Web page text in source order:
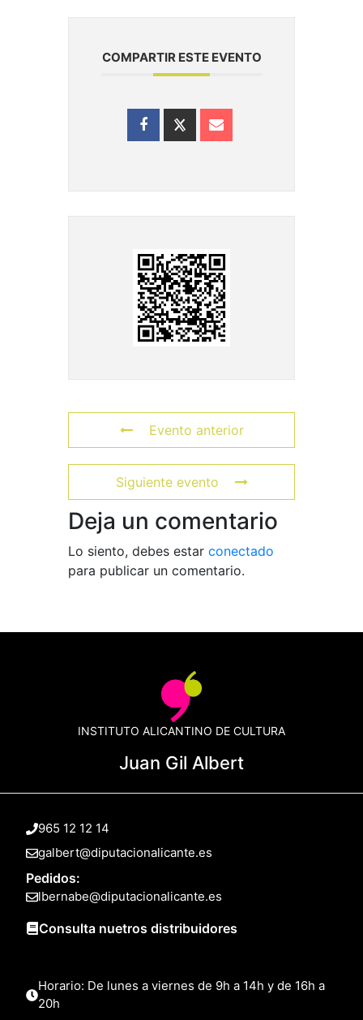
COMPARTIR ESTE EVENTO
Evento anterior
Siguiente evento
Deja un comentario
Lo siento, debes estar conectado
para publicar un comentario.
INSTITUTO ALICANTINO DE CULTURA
Juan Gil Albert
965 12 12 14
galbert@diputacionalicante.es
Pedidos:
lbernabe@diputacionalicante.es
Consulta nuetros distribuidores
Horario: De lunes a viernes de 9h a 14h y de 16h a
20h